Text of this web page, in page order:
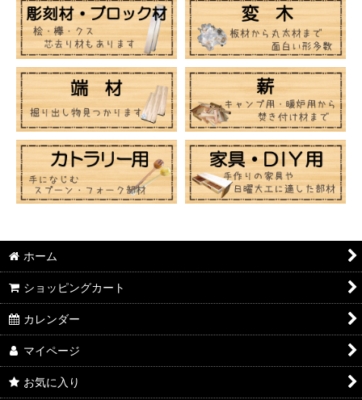
ホーム
ショッピングカート
カレンダー
マイページ
お気に入り